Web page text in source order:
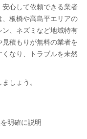
心して依頼できる業者
板橋や高島平エリアの
、ネズミなど地域特有
積もりが無料の業者を
なり、トラブルを未然
しょう。
明確に説明